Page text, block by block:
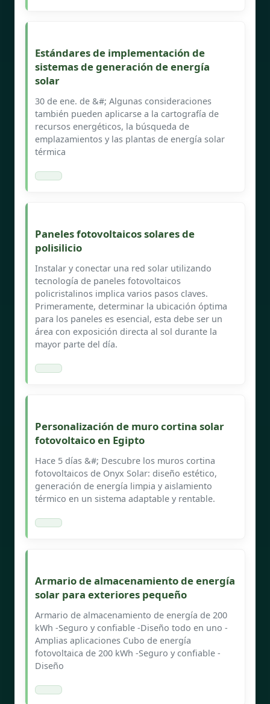
Estándares de implementación de
sistemas de generación de energía
solar
30 de ene. de &#; Algunas consideraciones
también pueden aplicarse a la cartografía de
recursos energéticos, la búsqueda de
emplazamientos y las plantas de energía solar
térmica
Paneles fotovoltaicos solares de
polisilicio
Instalar y conectar una red solar utilizando
tecnología de paneles fotovoltaicos
policristalinos implica varios pasos claves.
Primeramente, determinar la ubicación óptima
para los paneles es esencial, esta debe ser un
área con exposición directa al sol durante la
mayor parte del día.
Personalización de muro cortina solar
fotovoltaico en Egipto
Hace 5 días &#; Descubre los muros cortina
fotovoltaicos de Onyx Solar: diseño estético,
generación de energía limpia y aislamiento
térmico en un sistema adaptable y rentable.
Armario de almacenamiento de energía
solar para exteriores pequeño
Armario de almacenamiento de energía de 200
kWh -Seguro y confiable -Diseño todo en uno -
Amplias aplicaciones Cubo de energía
fotovoltaica de 200 kWh -Seguro y confiable -
Diseño